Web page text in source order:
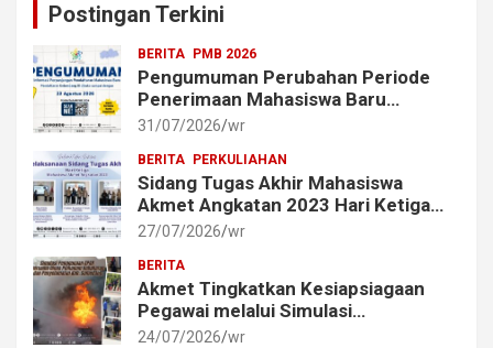
Postingan Terkini
BERITA PMB 2026
Pengumuman Perubahan Periode
Penerimaan Mahasiswa Baru
Akademi Metrologi dan
31/07/2026 wr
BERITA PERKULIAHAN
Sidang Tugas Akhir Mahasiswa
Akmet Angkatan 2023 Hari Ketiga
Berlangsung Lancar
27/07/2026 wr
BERITA
Akmet Tingkatkan Kesiapsiagaan
Pegawai melalui Simulasi
Penggunaan Alat Pemadam Api
24/07/2026 wr